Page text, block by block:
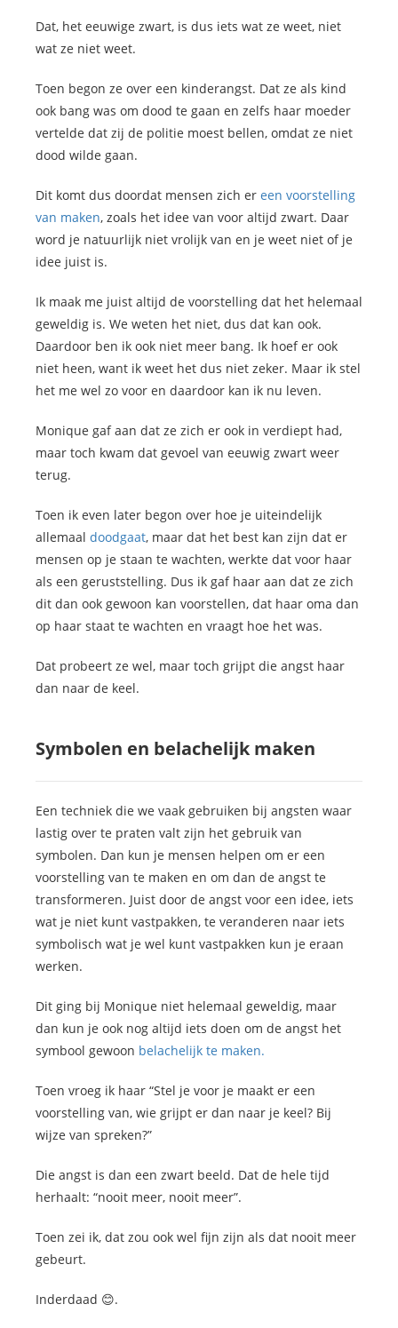
Dat, het eeuwige zwart, is dus iets wat ze weet, niet
wat ze niet weet.
Toen begon ze over een kinderangst. Dat ze als kind
ook bang was om dood te gaan en zelfs haar moeder
vertelde dat zij de politie moest bellen, omdat ze niet
dood wilde gaan.
Dit komt dus doordat mensen zich er een voorstelling
van maken, zoals het idee van voor altijd zwart. Daar
word je natuurlijk niet vrolijk van en je weet niet of je
idee juist is.
Ik maak me juist altijd de voorstelling dat het helemaal
geweldig is. We weten het niet, dus dat kan ook.
Daardoor ben ik ook niet meer bang. Ik hoef er ook
niet heen, want ik weet het dus niet zeker. Maar ik stel
het me wel zo voor en daardoor kan ik nu leven.
Monique gaf aan dat ze zich er ook in verdiept had,
maar toch kwam dat gevoel van eeuwig zwart weer
terug.
Toen ik even later begon over hoe je uiteindelijk
allemaal doodgaat, maar dat het best kan zijn dat er
mensen op je staan te wachten, werkte dat voor haar
als een geruststelling. Dus ik gaf haar aan dat ze zich
dit dan ook gewoon kan voorstellen, dat haar oma dan
op haar staat te wachten en vraagt hoe het was.
Dat probeert ze wel, maar toch grijpt die angst haar
dan naar de keel.
Symbolen en belachelijk maken
Een techniek die we vaak gebruiken bij angsten waar
lastig over te praten valt zijn het gebruik van
symbolen. Dan kun je mensen helpen om er een
voorstelling van te maken en om dan de angst te
transformeren. Juist door de angst voor een idee, iets
wat je niet kunt vastpakken, te veranderen naar iets
symbolisch wat je wel kunt vastpakken kun je eraan
werken.
Dit ging bij Monique niet helemaal geweldig, maar
dan kun je ook nog altijd iets doen om de angst het
symbool gewoon belachelijk te maken.
Toen vroeg ik haar “Stel je voor je maakt er een
voorstelling van, wie grijpt er dan naar je keel? Bij
wijze van spreken?”
Die angst is dan een zwart beeld. Dat de hele tijd
herhaalt: “nooit meer, nooit meer”.
Toen zei ik, dat zou ook wel fijn zijn als dat nooit meer
gebeurt.
Inderdaad 😊.